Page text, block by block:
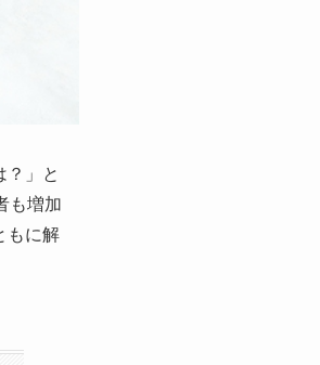
？」と
も増加
もに解